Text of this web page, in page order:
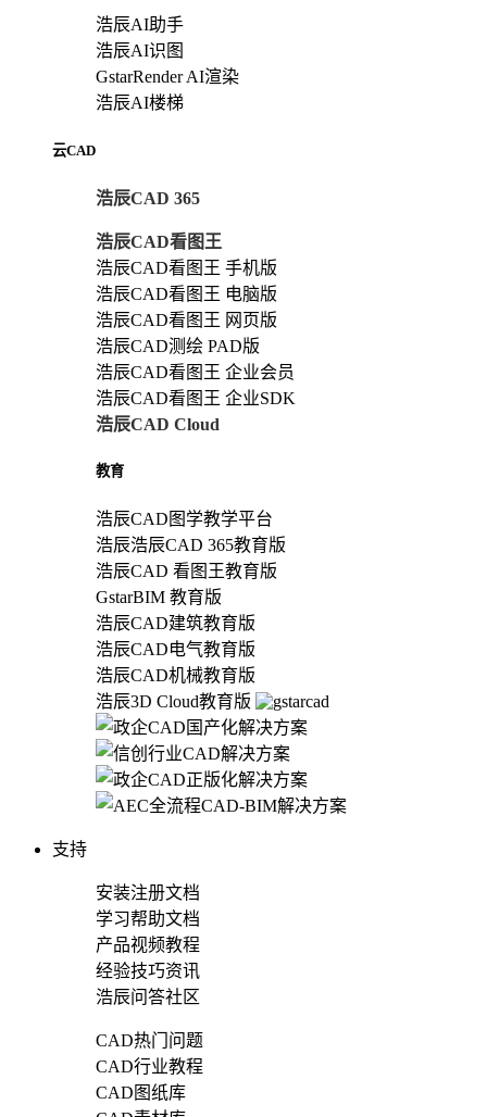
浩辰AI助手
浩辰AI识图
GstarRender AI渲染
浩辰AI楼梯
云CAD
浩辰CAD 365
浩辰CAD看图王
浩辰CAD看图王 手机版
浩辰CAD看图王 电脑版
浩辰CAD看图王 网页版
浩辰CAD测绘 PAD版
浩辰CAD看图王 企业会员
浩辰CAD看图王 企业SDK
浩辰CAD Cloud
教育
浩辰CAD图学教学平台
浩辰浩辰CAD 365教育版
浩辰CAD 看图王教育版
GstarBIM 教育版
浩辰CAD建筑教育版
浩辰CAD电气教育版
浩辰CAD机械教育版
浩辰3D Cloud教育版
支持
安装注册文档
学习帮助文档
产品视频教程
经验技巧资讯
浩辰问答社区
CAD热门问题
CAD行业教程
CAD图纸库